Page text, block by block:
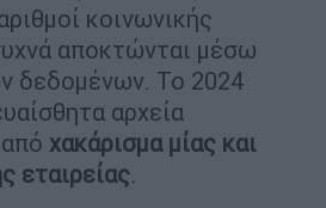
κοινωνικής
αποκτώνται μέσω
δεδομένων. Το 2024
αρχεία
χακάρισμα μίας και
εταιρείας.